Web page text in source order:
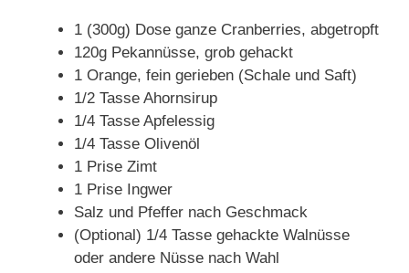
1 (300g) Dose ganze Cranberries, abgetropft
120g Pekannüsse, grob gehackt
1 Orange, fein gerieben (Schale und Saft)
1/2 Tasse Ahornsirup
1/4 Tasse Apfelessig
1/4 Tasse Olivenöl
1 Prise Zimt
1 Prise Ingwer
Salz und Pfeffer nach Geschmack
(Optional) 1/4 Tasse gehackte Walnüsse
oder andere Nüsse nach Wahl